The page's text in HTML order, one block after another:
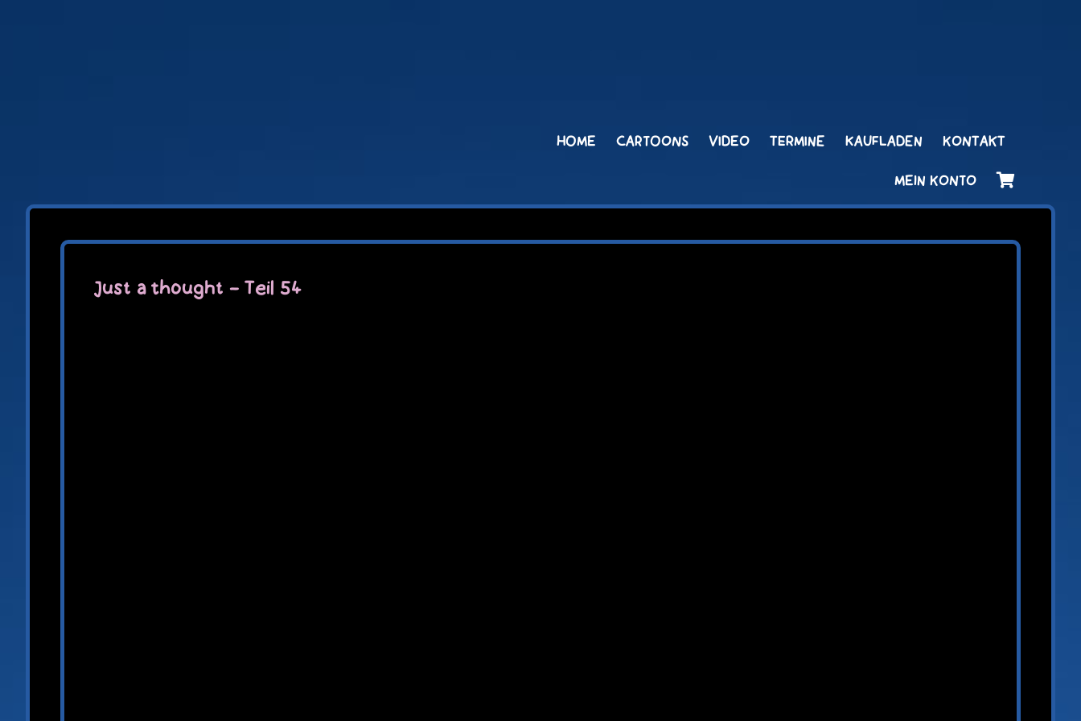
HOME CARTOONS VIDEO TERMINE KAUFLADEN KONTAKT
MEIN KONTO
Just a thought – Teil 54